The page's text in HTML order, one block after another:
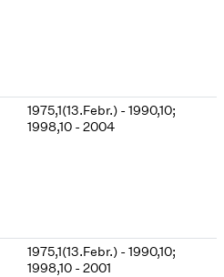
1975,1(13.Febr.) - 1990,10;
1998,10 - 2004
1975,1(13.Febr.) - 1990,10;
1998,10 - 2001